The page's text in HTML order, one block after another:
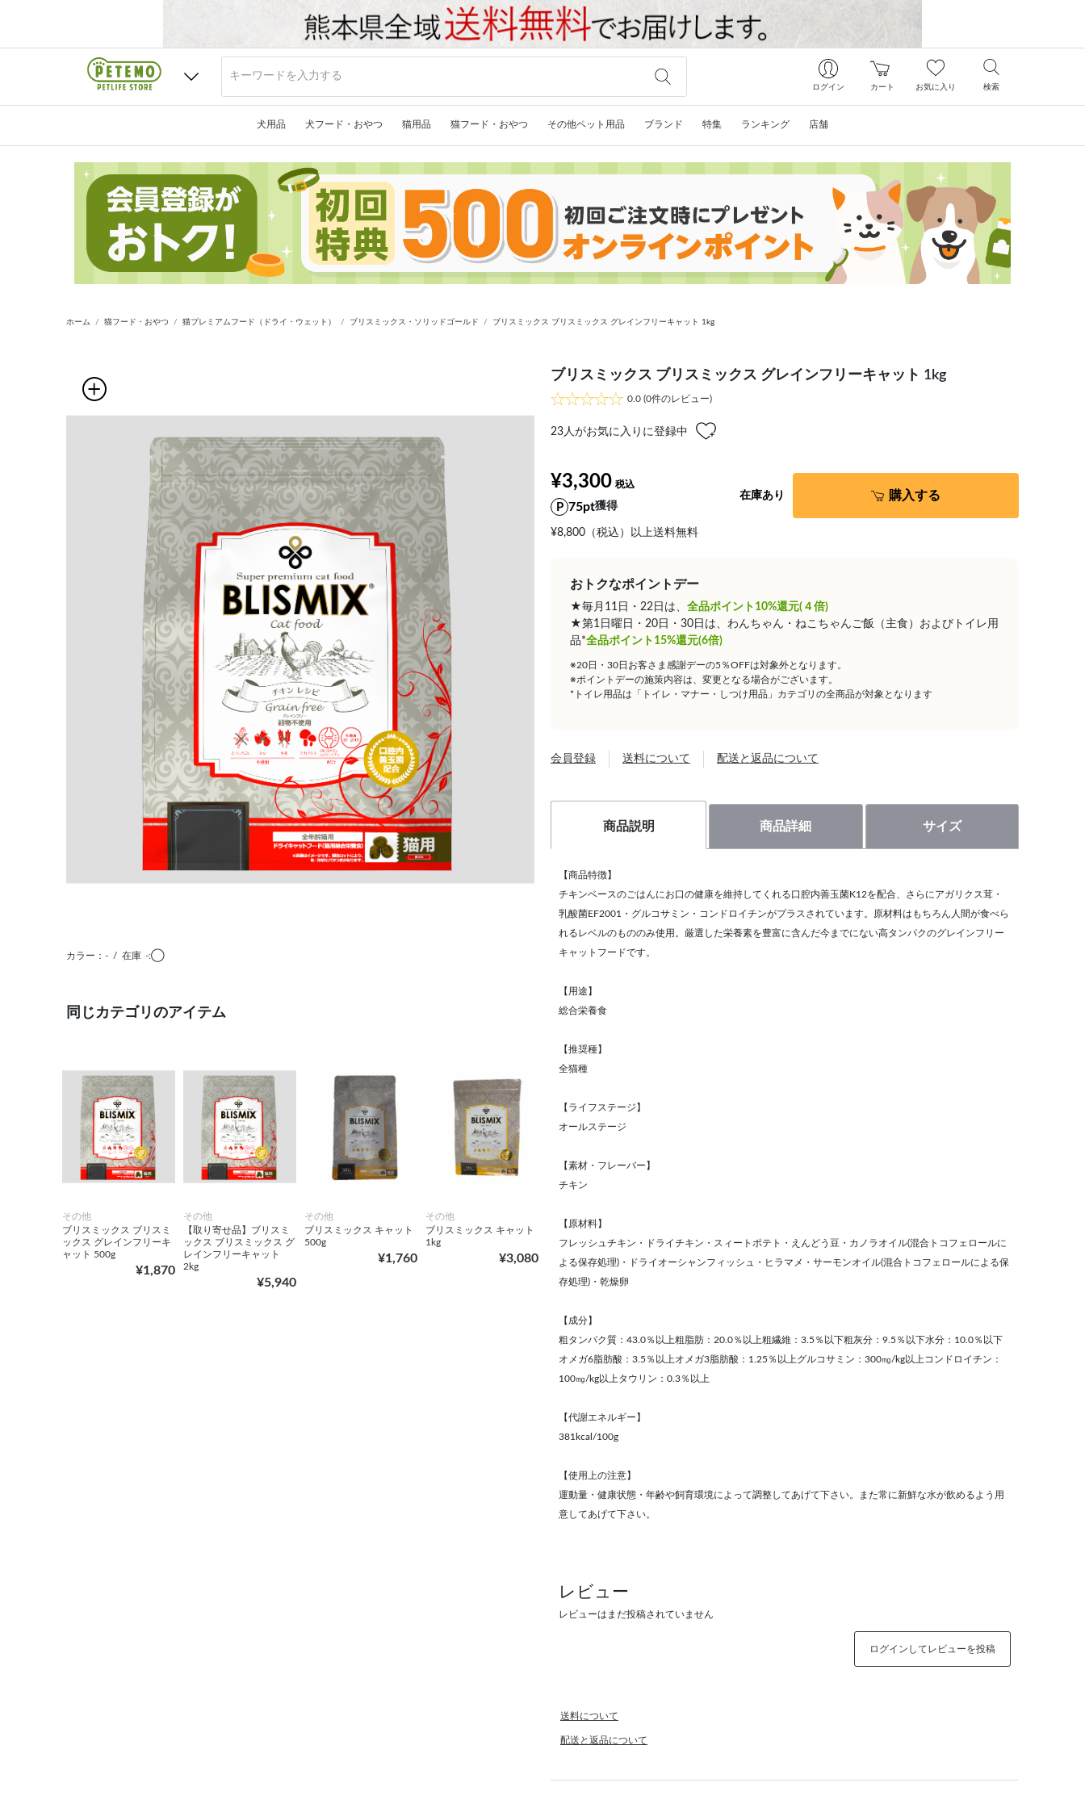
ログイン カート お気に入り 検索
犬用品 犬フード・おやつ 猫用品 猫フード・おやつ その他ペット用品 ブランド 特集 ランキング 店舗
ホーム 猫フード・おやつ 猫プレミアムフード（ドライ・ウェット） ブリスミックス・ソリッドゴールド ブリスミックス ブリスミックス グレインフリーキャット 1kg
カラー：- / 在庫 -:◯
同じカテゴリのアイテム
その他
ブリスミックス ブリスミ
ックス グレインフリーキ
ャット 500g
¥1,870
その他
【取り寄せ品】ブリスミ
ックス ブリスミックス グ
レインフリーキャット
2kg
¥5,940
その他
ブリスミックス キャット
500g
¥1,760
その他
ブリスミックス キャット
1kg
¥3,080
ブリスミックス ブリスミックス グレインフリーキャット 1kg
0.0 (0件のレビュー)
23人がお気に入りに登録中
¥3,300
75pt獲得
¥8,800（税込）以上送料無料
在庫あり 購入する
おトクなポイントデー
★毎月11日・22日は、 全品ポイント10%還元(４倍)
★第1日曜日・20日・30日は、わんちゃん・ねこちゃんご飯（主食）およびトイレ用
品*全品ポイント15%還元(6倍)
※20日・30日お客さま感謝デーの5％OFFは対象外となります。
※ポイントデーの施策内容は、変更となる場合がございます。
*トイレ用品は「トイレ・マナー・しつけ用品」カテゴリの全商品が対象となります
会員登録 送料について 配送と返品について
商品説明 商品詳細 サイズ
【商品特徴】
チキンベースのごはんにお口の健康を維持してくれる口腔内善玉菌K12を配合、さらにアガリクス茸・
乳酸菌EF2001・グルコサミン・コンドロイチンがプラスされています。原材料はもちろん人間が食べら
れるレベルのもののみ使用。厳選した栄養素を豊富に含んだ今までにない高タンパクのグレインフリー
キャットフードです。
【用途】
総合栄養食
【推奨種】
全猫種
【ライフステージ】
オールステージ
【素材・フレーバー】
チキン
【原材料】
フレッシュチキン・ドライチキン・スィートポテト・えんどう豆・カノラオイル(混合トコフェロールに
よる保存処理)・ドライオーシャンフィッシュ・ヒラマメ・サーモンオイル(混合トコフェロールによる保
存処理)・乾燥卵
【成分】
粗タンパク質：43.0％以上粗脂肪：20.0％以上粗繊維：3.5％以下粗灰分：9.5％以下水分：10.0％以下
オメガ6脂肪酸：3.5％以上オメガ3脂肪酸：1.25％以上グルコサミン：300㎎/kg以上コンドロイチン：
100㎎/kg以上タウリン：0.3％以上
【代謝エネルギー】
381kcal/100g
【使用上の注意】
運動量・健康状態・年齢や飼育環境によって調整してあげて下さい。また常に新鮮な水が飲めるよう用
意してあげて下さい。
レビュー
レビューはまだ投稿されていません
ログインしてレビューを投稿
送料について
配送と返品について